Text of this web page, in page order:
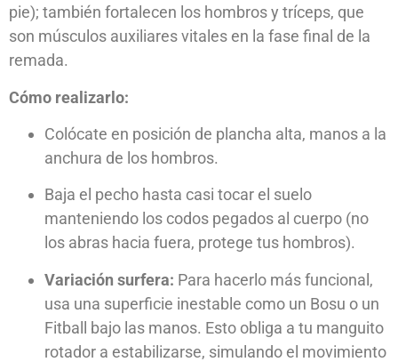
pie); también fortalecen los hombros y tríceps, que
son músculos auxiliares vitales en la fase final de la
remada.
Cómo realizarlo:
Colócate en posición de plancha alta, manos a la
anchura de los hombros.
Baja el pecho hasta casi tocar el suelo
manteniendo los codos pegados al cuerpo (no
los abras hacia fuera, protege tus hombros).
Variación surfera: Para hacerlo más funcional,
usa una superficie inestable como un Bosu o un
Fitball bajo las manos. Esto obliga a tu manguito
rotador a estabilizarse, simulando el movimiento